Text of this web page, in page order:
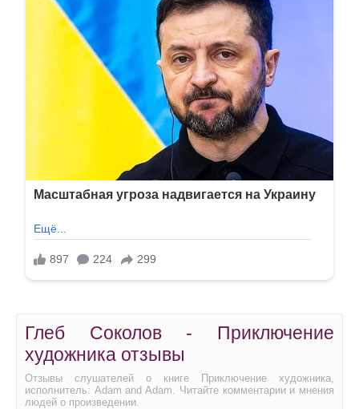
Глеб Соколов - Приключение
художника отзывы
Отзывы слушателей о книге Приключение художника,
исполнитель: Adam and Adam. Читайте комментарии и мнения
людей о произведении.